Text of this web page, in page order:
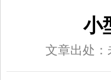
小
文章出处：